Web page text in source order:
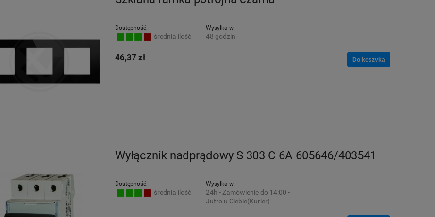
Dostępność:
średnia ilość
Wysyłka w:
48 godzin
46,37 zł Do koszyka
Wyłącznik nadprądowy S 303 C 6A 605646/403541
Dostępność:
średnia ilość
Wysyłka w:
24h - Zamówienie do 14:00 -
Jutro u Ciebie(Kurier)